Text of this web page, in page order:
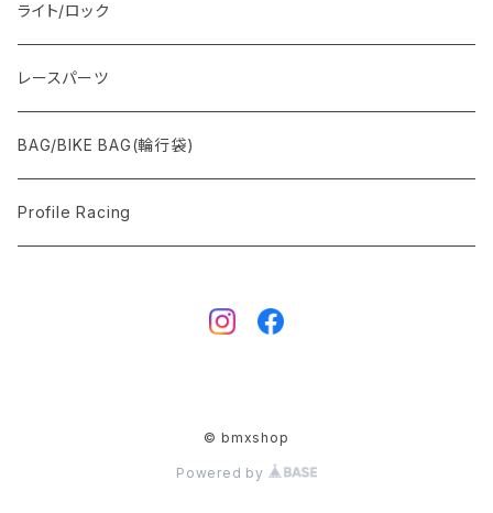
ライト/ロック
レースパーツ
BAG/BIKE BAG(輪行袋)
Profile Racing
© bmxshop
Powered by